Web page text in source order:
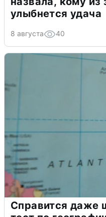
улыбнется удача
8 августа 40
Справится даже